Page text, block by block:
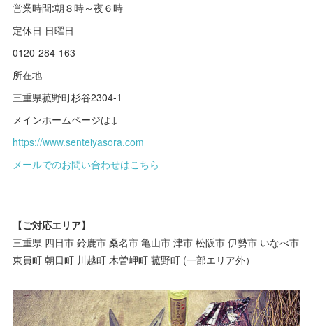
営業時間:朝８時～夜６時
定休日 日曜日
0120-284-163
所在地
三重県菰野町杉谷2304-1
メインホームページは↓
https://www.senteiyasora.com
メールでのお問い合わせはこちら
【ご対応エリア】
三重県 四日市 鈴鹿市 桑名市 亀山市 津市 松阪市 伊勢市 いなべ市
東員町 朝日町 川越町 木曽岬町 菰野町 (一部エリア外）